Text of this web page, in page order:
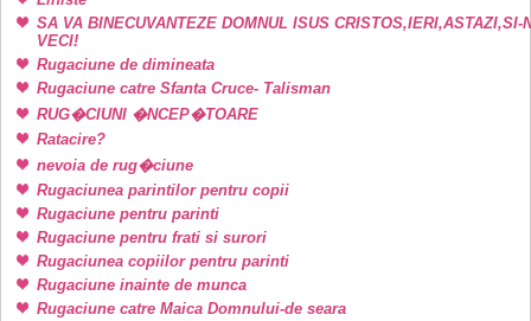
SA VA BINECUVANTEZE DOMNUL ISUS CRISTOS,IERI,ASTAZI,SI-
VECI!
Rugaciune de dimineata
Rugaciune catre Sfanta Cruce- Talisman
RUG�CIUNI �NCEP�TOARE
Ratacire?
nevoia de rug�ciune
Rugaciunea parintilor pentru copii
Rugaciune pentru parinti
Rugaciune pentru frati si surori
Rugaciunea copiilor pentru parinti
Rugaciune inainte de munca
Rugaciune catre Maica Domnului-de seara